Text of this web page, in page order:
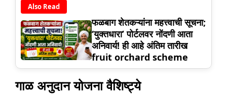
Also Read
फळबाग शेतकऱ्यांना महत्त्वाची सूचना;
‘युक्तधारा’ पोर्टलवर नोंदणी आता
अनिवार्य! ही आहे अंतिम तारीख
fruit orchard scheme
गाळ अनुदान योजना वैशिष्ट्ये